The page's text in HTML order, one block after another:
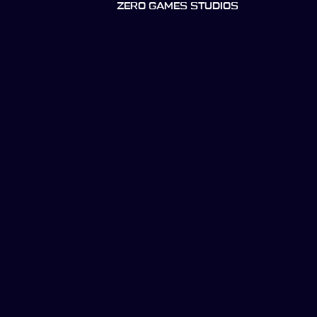
ZERO GAMES STUDIOS